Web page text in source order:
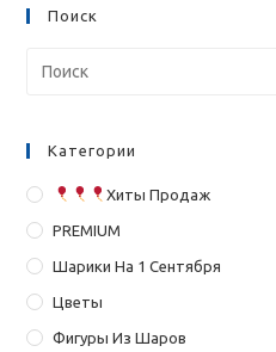
Поиск
Категории
Хиты Продаж
PREMIUM
Шарики На 1 Сентября
Цветы
Фигуры Из Шаров